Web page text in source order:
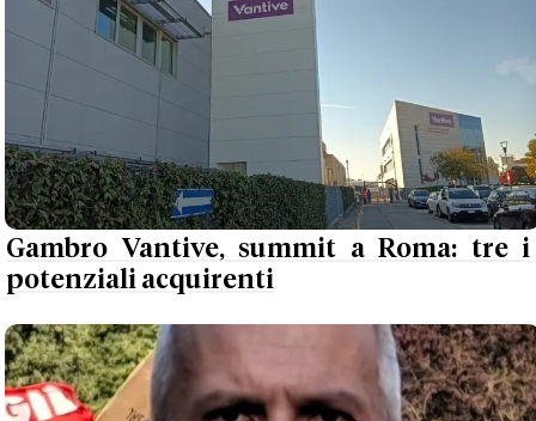
Gambro Vantive, summit a Roma: tre i
potenziali acquirenti